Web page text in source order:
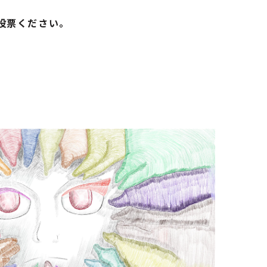
ください。